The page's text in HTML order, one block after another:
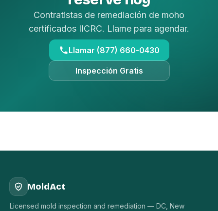
Contratistas de remediación de moho
certificados IICRC. Llame para agendar.
Llamar (877) 660-0430
Inspección Gratis
MoldAct
Licensed mold inspection and remediation — DC, New